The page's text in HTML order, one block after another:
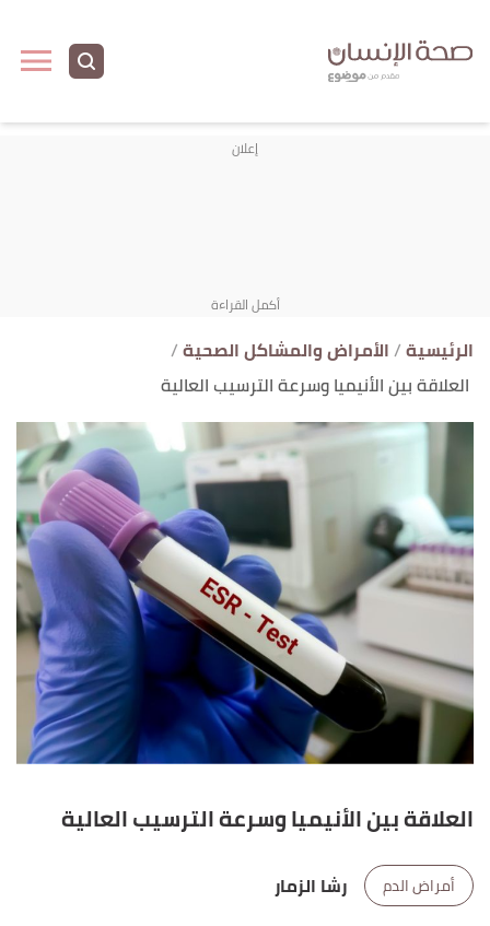
الرئيسية الأمراض والمشاكل الصحية
العلاقة بين الأنيميا وسرعة الترسيب العالية
العلاقة بين الأنيميا وسرعة الترسيب العالية
أمراض الدم
رشا الزمار